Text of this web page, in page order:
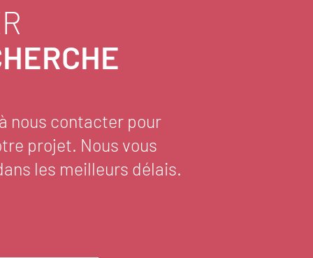
nous contacter pour
projet. Nous vous
les meilleurs délais.